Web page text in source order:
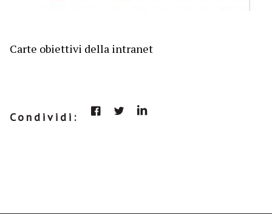
Carte obiettivi della intranet
Condividi: